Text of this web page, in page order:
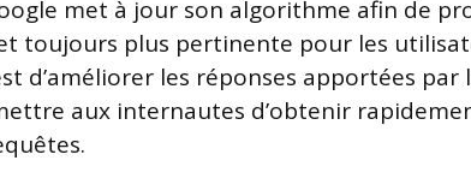
met à jour son algorithme afin de
toujours plus pertinente pour les
d’améliorer les réponses apportées
aux internautes d’obtenir